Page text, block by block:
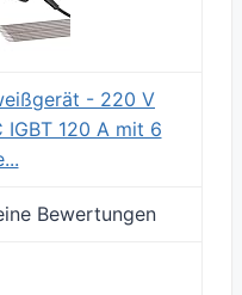
- 220 V
IGBT 120 A mit 6
Bewertungen